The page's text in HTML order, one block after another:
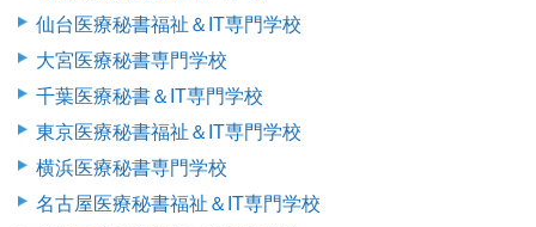
仙台医療秘書福祉＆IT専門学校
大宮医療秘書専門学校
千葉医療秘書＆IT専門学校
東京医療秘書福祉＆IT専門学校
横浜医療秘書専門学校
名古屋医療秘書福祉＆IT専門学校